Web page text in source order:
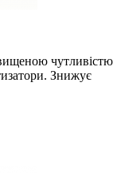
чутливістю
Знижує